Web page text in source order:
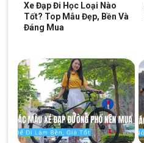
Xe Đạp Đi Học Loại Nào
Tốt? Top Mẫu Đẹp, Bền Và
Đáng Mua